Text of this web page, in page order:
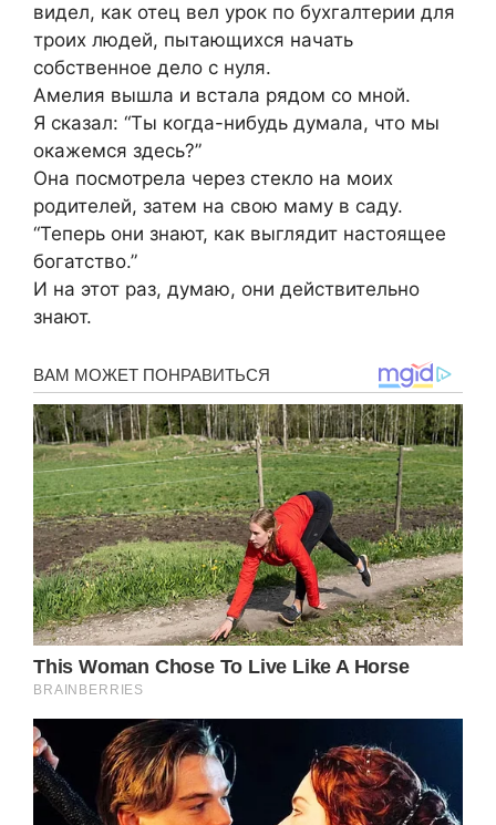
видел, как отец вел урок по бухгалтерии для
троих людей, пытающихся начать
собственное дело с нуля.
Амелия вышла и встала рядом со мной.
Я сказал: “Ты когда-нибудь думала, что мы
окажемся здесь?”
Она посмотрела через стекло на моих
родителей, затем на свою маму в саду.
“Теперь они знают, как выглядит настоящее
богатство.”
И на этот раз, думаю, они действительно
знают.